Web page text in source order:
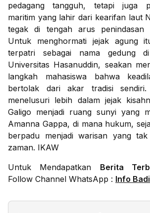
pedagang tangguh, tetapi juga
maritim yang lahir dari kearifan laut
tegak di tengah arus penindasan
Untuk menghormati jejak agung
terpatri sebagai nama gedung
Universitas Hasanuddin, seakan
langkah mahasiswa bahwa
bertolak dari akar tradisi
menelusuri lebih dalam jejak
Galigo menjadi ruang sunyi yang
Amanna Gappa, di mana hukum,
berpadu menjadi warisan yang
zaman. IKAW
Untuk Mendapatkan Berita
Follow Channel WhatsApp : Info